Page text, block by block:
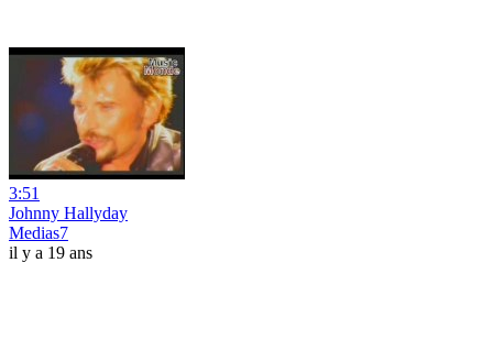
3:51
Johnny Hallyday
Medias7
il y a 19 ans